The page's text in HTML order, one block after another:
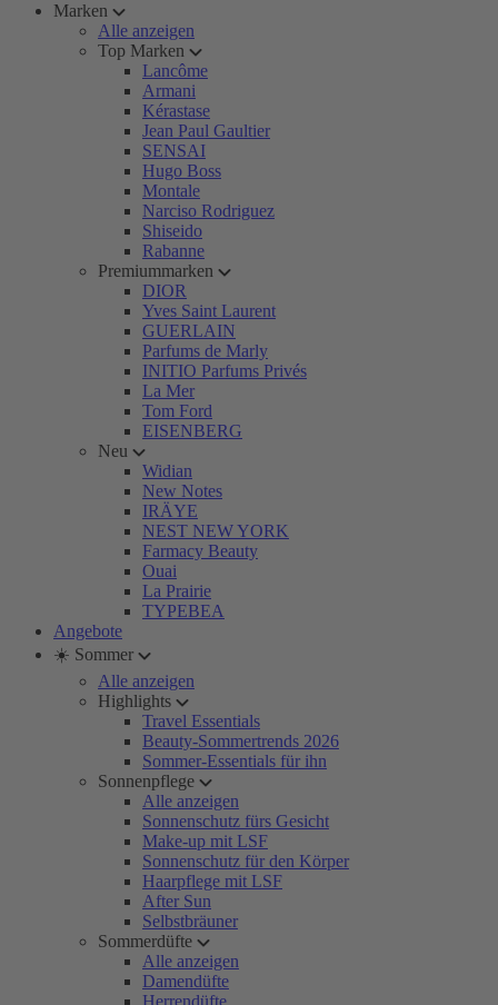
Marken
Alle anzeigen
Top Marken
Lancôme
Armani
Kérastase
Jean Paul Gaultier
SENSAI
Hugo Boss
Montale
Narciso Rodriguez
Shiseido
Rabanne
Premiummarken
DIOR
Yves Saint Laurent
GUERLAIN
Parfums de Marly
INITIO Parfums Privés
La Mer
Tom Ford
EISENBERG
Neu
Widian
New Notes
IRÄYE
NEST NEW YORK
Farmacy Beauty
Ouai
La Prairie
TYPEBEA
Angebote
☀️ Sommer
Alle anzeigen
Highlights
Travel Essentials
Beauty-Sommertrends 2026
Sommer-Essentials für ihn
Sonnenpflege
Alle anzeigen
Sonnenschutz fürs Gesicht
Make-up mit LSF
Sonnenschutz für den Körper
Haarpflege mit LSF
After Sun
Selbstbräuner
Sommerdüfte
Alle anzeigen
Damendüfte
Herrendüfte